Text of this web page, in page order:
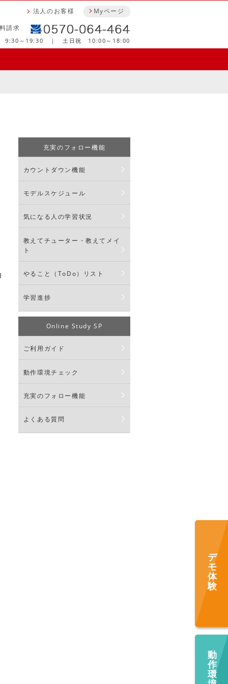
請求
Myページ
法人のお客様
9:30～19:30 ｜ 土日祝 10:00～18:00
充実のフォロー機能
カウントダウン機能
モデルスケジュール
気になる人の学習状況
教えてチューター・教えてメイ
ト
やること（ToDo）リスト
学習進捗
Online Study SP
ご利用ガイド
動作環境チェック
充実のフォロー機能
よくある質問
デ
モ
体
験
動
作
環